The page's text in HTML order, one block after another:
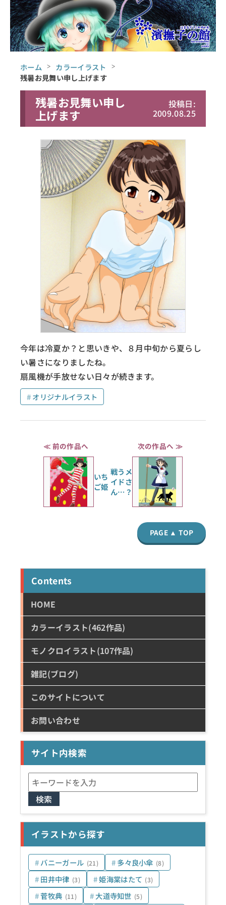
ホーム
カラーイラスト
残暑お見舞い申し上げます
残暑お見舞い申し
上げます
投稿日:
2009.08.25
今年は冷夏か？と思いきや、８月中旬から夏らし
い暑さになりましたね。
扇風機が手放せない日々が続きます。
オリジナルイラスト
≪ 前の作品へ
いち
ご姫
次の作品へ ≫
戦うメ
イドさ
ん…？
PAGE ▲ TOP
Contents
HOME
カラーイラスト(462作品)
モノクロイラスト(107作品)
雑記(ブログ)
このサイトについて
お問い合わせ
サイト内検索
検
索:
イラストから探す
バニーガール (21) 多々良小傘 (8)
田井中律 (3) 姫海棠はたて (3)
菅牧典 (11) 大道寺知世 (5)